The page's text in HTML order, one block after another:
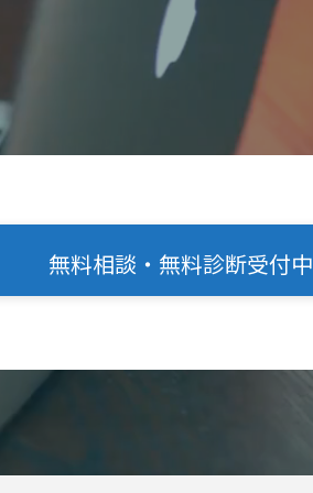
無料相談・無料診断受付中